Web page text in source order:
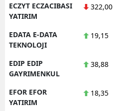
ECZYT ECZACIBASI
YATIRIM
322,00
EDATA E-DATA
TEKNOLOJI
19,15
EDIP EDIP
GAYRIMENKUL
38,88
EFOR EFOR
YATIRIM
18,35